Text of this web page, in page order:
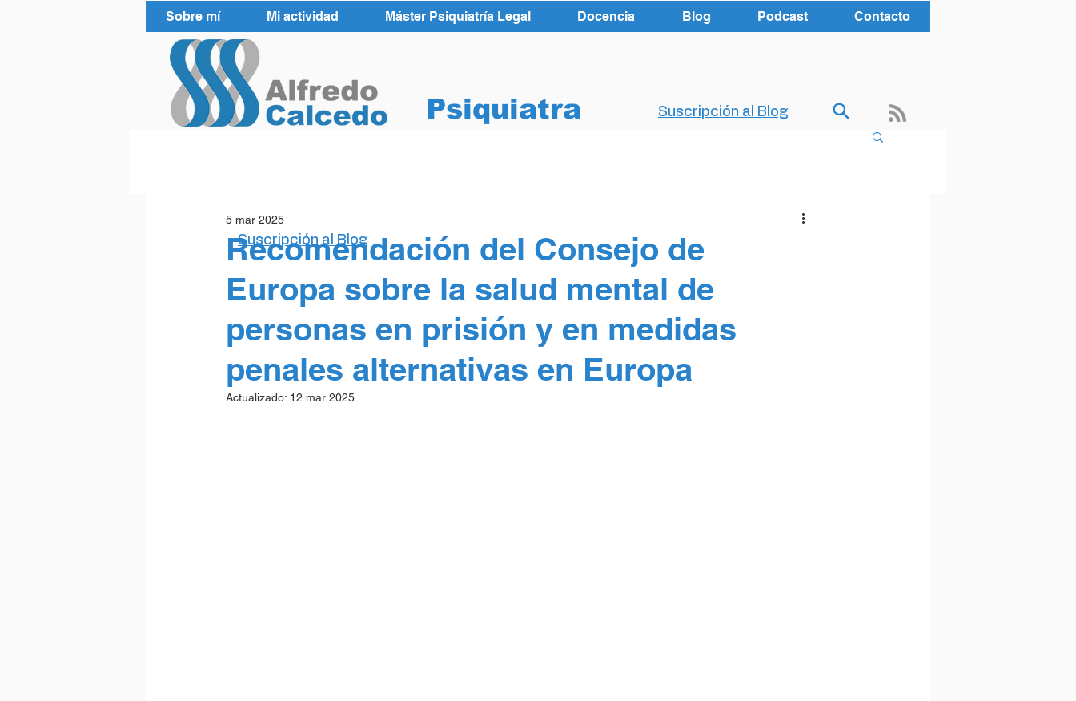
Sobre mí Mi actividad Máster Psiquiatría Legal Docencia Blog Podcast Contacto
Psiquiatra Suscripción al Blog
Recomendación del Consejo de
Europa sobre la salud mental de
personas en prisión y en medidas
penales alternativas en Europa
5 mar 2025
Actualizado: 12 mar 2025
Suscripción al Blog